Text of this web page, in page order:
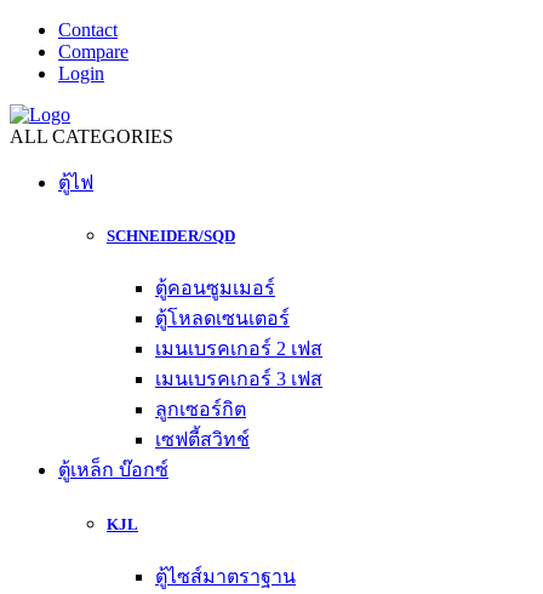
Contact
Compare
Login
ALL CATEGORIES
ตู้ไฟ
SCHNEIDER/SQD
ตู้คอนซูมเมอร์
ตู้โหลดเซนเตอร์
เมนเบรคเกอร์ 2 เฟส
เมนเบรคเกอร์ 3 เฟส
ลูกเซอร์กิต
เซฟตี้สวิทช์
ตู้เหล็ก บ๊อกซ์
KJL
ตู้ไซส์มาตราฐาน